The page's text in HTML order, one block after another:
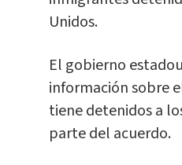
Unidos.
El gobierno
información sobre
tiene detenidos a
parte del acuerdo.